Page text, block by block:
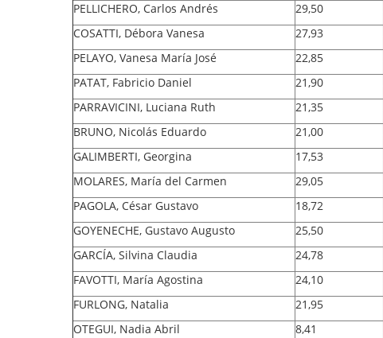
PELLICHERO, Carlos Andrés
29,50
COSATTI, Débora Vanesa
27,93
PELAYO, Vanesa María José
22,85
PATAT, Fabricio Daniel
21,90
PARRAVICINI, Luciana Ruth
21,35
BRUNO, Nicolás Eduardo
21,00
GALIMBERTI, Georgina
17,53
MOLARES, María del Carmen
29,05
PAGOLA, César Gustavo
18,72
GOYENECHE, Gustavo Augusto
25,50
GARCÍA, Silvina Claudia
24,78
FAVOTTI, María Agostina
24,10
FURLONG, Natalia
21,95
OTEGUI, Nadia Abril
8,41